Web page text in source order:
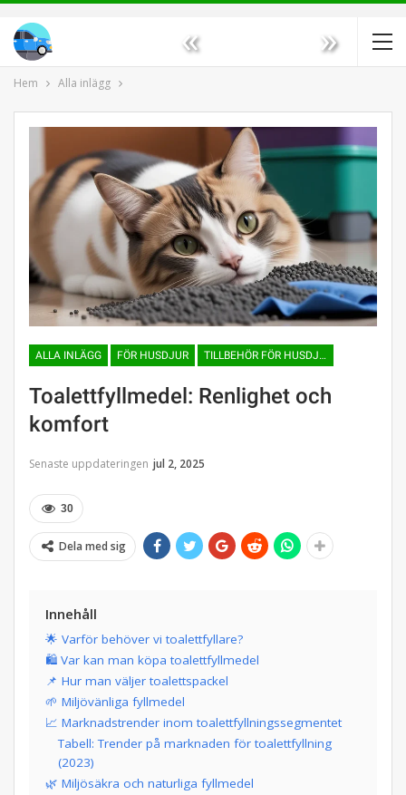
« »
Hem Alla inlägg
ALLA INLÄGG FÖR HUSDJUR TILLBEHÖR FÖR HUSDJUR
Toalettfyllmedel: Renlighet och
komfort
Senaste uppdateringen jul 2, 2025
30
Dela med sig
Innehåll
🌟 Varför behöver vi toalettfyllare?
🛍️ Var kan man köpa toalettfyllmedel
📌 Hur man väljer toalettspackel
🌱 Miljövänliga fyllmedel
📈 Marknadstrender inom toalettfyllningssegmentet
Tabell: Trender på marknaden för toalettfyllning
(2023)
🌿 Miljösäkra och naturliga fyllmedel